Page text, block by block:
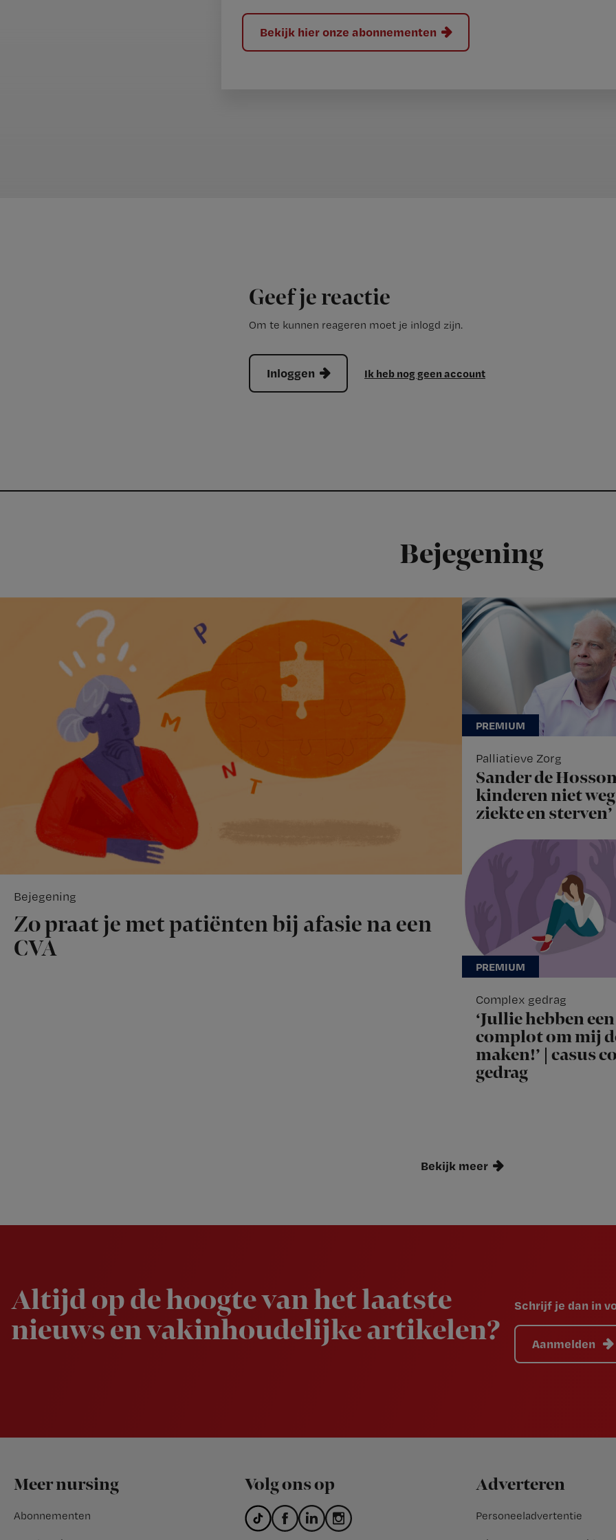
?
Bekijk hier onze abonnementen
Geef je reactie
Om te kunnen reageren moet je inlogd zijn.
Inloggen Ik heb nog geen account
Bejegening
Bejegening
Zo praat je met patiënten bij afasie na een
CVA
Palliatieve Zorg
Sander de
kinderen niet
ziekte en sterven’
Complex gedrag
‘Jullie hebben een
complot om mij
maken!’ | casus
gedrag
Bekijk meer
Altijd op de hoogte van het laatste
nieuws en vakinhoudelijke artikelen?
Schrijf je dan in
Aanmelden
Footer
Meer nursing
Abonnementen
Volg ons op Adverteren
Personeeladvertentie